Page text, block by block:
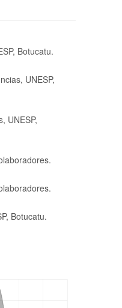
Botucatu.
UNESP,
UNESP,
Botucatu.